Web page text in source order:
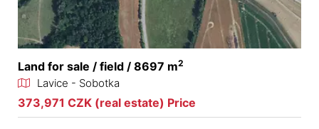
Land for sale / field / 8697 m2
Lavice - Sobotka
373,971 CZK (real estate) Price